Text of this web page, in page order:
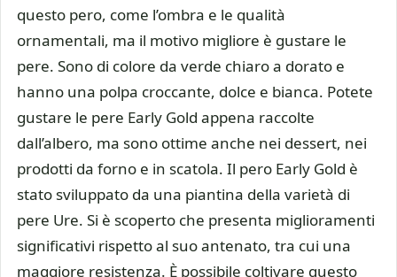
questo pero, come l’ombra e le qualità
ornamentali, ma il motivo migliore è gustare le
pere. Sono di colore da verde chiaro a dorato e
hanno una polpa croccante, dolce e bianca. Potete
gustare le pere Early Gold appena raccolte
dall’albero, ma sono ottime anche nei dessert, nei
prodotti da forno e in scatola. Il pero Early Gold è
stato sviluppato da una piantina della varietà di
pere Ure. Si è scoperto che presenta miglioramenti
significativi rispetto al suo antenato, tra cui una
maggiore resistenza. È possibile coltivare questo